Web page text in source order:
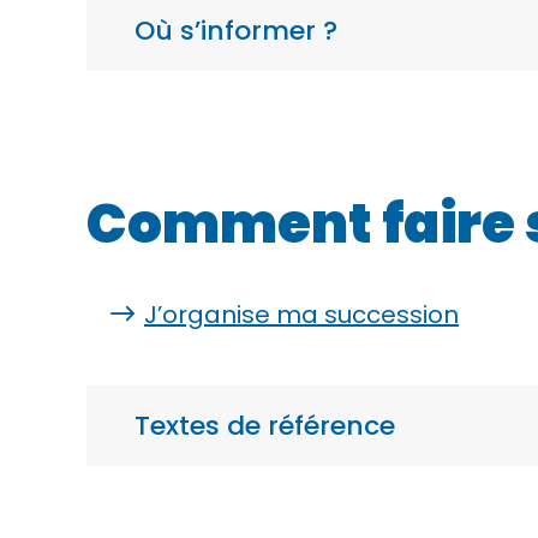
Où s’informer ?
Comment faire
J’organise ma succession
Textes de référence